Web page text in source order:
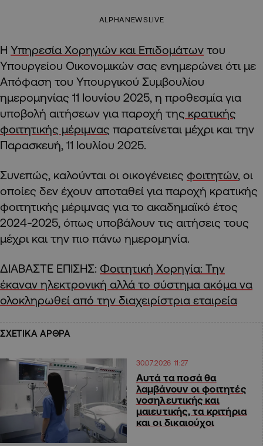
ALPHANEWSLIVE
Η Υπηρεσία Χορηγιών και Επιδομάτων του
Υπουργείου Οικονομικών σας ενημερώνει ότι με
Απόφαση του Υπουργικού Συμβουλίου
ημερομηνίας 11 Ιουνίου 2025, η προθεσμία για
υποβολή αιτήσεων για παροχή της κρατικής
φοιτητικής μέριμνας παρατείνεται μέχρι και την
Παρασκευή, 11 Ιουλίου 2025.
Συνεπώς, καλούνται οι οικογένειες φοιτητών, οι
οποίες δεν έχουν αποταθεί για παροχή κρατικής
φοιτητικής μέριμνας για το ακαδημαϊκό έτος
2024-2025, όπως υποβάλουν τις αιτήσεις τους
μέχρι και την πιο πάνω ημερομηνία.
ΔΙΑΒΑΣΤΕ ΕΠΙΣΗΣ: Φοιτητική Χορηγία: Την
έκαναν ηλεκτρονική αλλά το σύστημα ακόμα να
ολοκληρωθεί από την διαχειρίστρια εταιρεία
ΣΧΕΤΙΚΑ ΑΡΘΡΑ
30.07.2026 11:27
Αυτά τα ποσά θα
λαμβάνουν οι φοιτητές
νοσηλευτικής και
μαιευτικής, τα κριτήρια
και οι δικαιούχοι